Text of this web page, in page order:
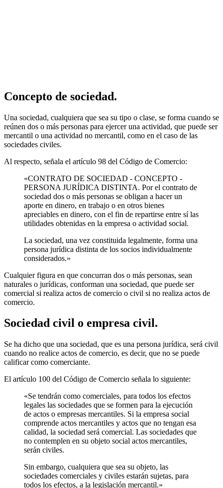
Concepto de sociedad.
Una sociedad, cualquiera que sea su tipo o clase, se forma cuando se
reúnen dos o más personas para ejercer una actividad, que puede ser
mercantil o una actividad no mercantil, como en el caso de las
sociedades civiles.
Al respecto, señala el artículo 98 del Código de Comercio:
«CONTRATO DE SOCIEDAD - CONCEPTO -
PERSONA JURÍDICA DISTINTA. Por el contrato de
sociedad dos o más personas se obligan a hacer un
aporte en dinero, en trabajo o en otros bienes
apreciables en dinero, con el fin de repartirse entre sí las
utilidades obtenidas en la empresa o actividad social.
La sociedad, una vez constituida legalmente, forma una
persona jurídica distinta de los socios individualmente
considerados.»
Cualquier figura en que concurran dos o más personas, sean
naturales o jurídicas, conforman una sociedad, que puede ser
comercial si realiza actos de comercio o civil si no realiza actos de
comercio.
Sociedad civil o empresa civil.
Se ha dicho que una sociedad, que es una persona jurídica, será civil
cuando no realice actos de comercio, es decir, que no se puede
calificar como comerciante.
El artículo 100 del Código de Comercio señala lo siguiente:
«Se tendrán como comerciales, para todos los efectos
legales las sociedades que se formen para la ejecución
de actos o empresas mercantiles. Si la empresa social
comprende actos mercantiles y actos que no tengan esa
calidad, la sociedad será comercial. Las sociedades que
no contemplen en su objeto social actos mercantiles,
serán civiles.
Sin embargo, cualquiera que sea su objeto, las
sociedades comerciales y civiles estarán sujetas, para
todos los efectos, a la legislación mercantil.»